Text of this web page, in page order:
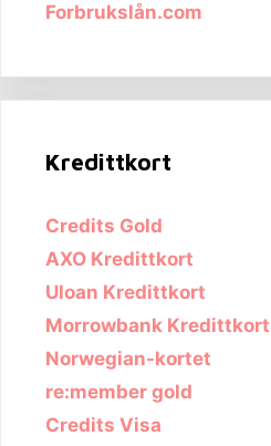
Forbrukslån.com
Kredittkort
Credits Gold
AXO Kredittkort
Uloan Kredittkort
Morrowbank Kredittkort
Norwegian-kortet
re:member gold
Credits Visa